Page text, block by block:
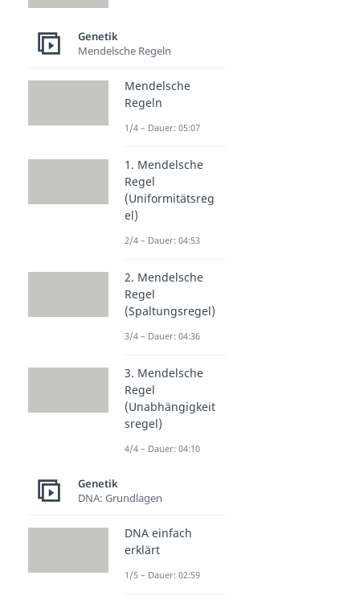
Genetik
Mendelsche Regeln
Mendelsche
Regeln
1/4 – Dauer: 05:07
1. Mendelsche
Regel
(Uniformitätsreg
el)
2/4 – Dauer: 04:53
2. Mendelsche
Regel
(Spaltungsregel)
3/4 – Dauer: 04:36
3. Mendelsche
Regel
(Unabhängigkeit
sregel)
4/4 – Dauer: 04:10
Genetik
DNA: Grundlagen
DNA einfach
erklärt
1/5 – Dauer: 02:59